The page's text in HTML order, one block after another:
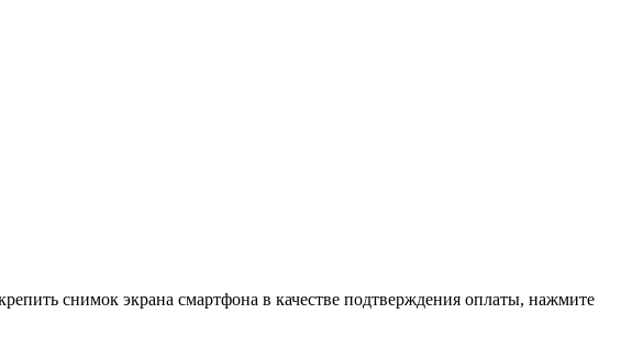
снимок экрана смартфона в качестве подтверждения оплаты, нажмите